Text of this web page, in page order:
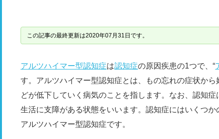
この記事の最終更新は2020年07月31日です。
アルツハイマー型認知症は認知症の原因疾患の1つで、“
す。アルツハイマー型認知症とは、もの忘れの症状か
どが低下していく病気のことを指します。なお、認知
生活に支障がある状態をいいます。認知症にはいくつ
アルツハイマー型認知症です。